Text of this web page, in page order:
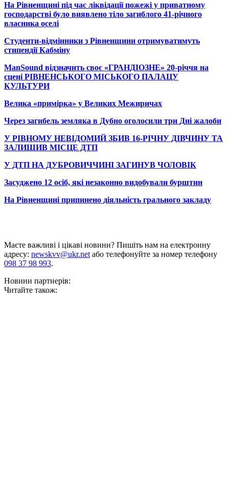
На Рівненщині під час ліквідації пожежі у приватному
господарстві було виявлено тіло загиблого 41-річного
власника оселі
Студенти-відмінники з Рівненщини отримуватимуть
стипендії Кабміну
ManSound відзначить своє «ГРАНДІОЗНЕ» 20-річчя на
сцені РІВНЕНСЬКОГО МІСЬКОГО ПАЛАЦУ
КУЛЬТУРИ
Велика «примірка» у Великих Межиричах
Через загибель земляка в Дубно оголосили три Дні жалоби
У РІВНОМУ НЕВІДОМИЙ ЗБИВ 16-РІЧНУ ДІВЧИНУ ТА
ЗАЛИШИВ МІСЦЕ ДТП
У ДТП НА ДУБРОВИЧЧИНІ ЗАГИНУВ ЧОЛОВІК
Засуджено 12 осіб, які незаконно видобували бурштин
На Рівненщині припинено діяльність грального закладу
Маєте важливі і цікаві новини? Пишіть нам на електронну
адресу: newskvv@ukr.netабо телефонуйте за номер телефону
098 37 98 993.
Новини партнерів:
Читайте також: